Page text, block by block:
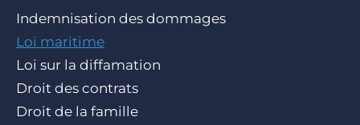
Indemnisation des dommages
Loi maritime
Loi sur la diffamation
Droit des contrats
Droit de la famille